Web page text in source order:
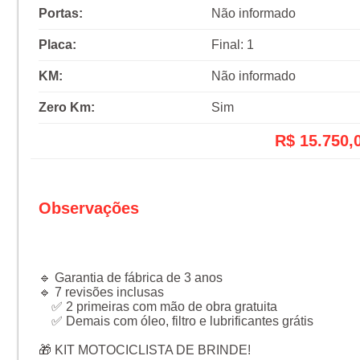
Portas: Não informado
Placa: Final: 1
KM: Não informado
Zero Km: Sim
R$
Observações
🔹 Garantia de fábrica de 3 anos
🔹 7 revisões inclusas
✅ 2 primeiras com mão de obra gratuita
✅ Demais com óleo, filtro e lubrificantes grátis
🎁 KIT MOTOCICLISTA DE BRINDE!